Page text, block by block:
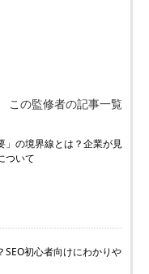
この監修者の記事一覧
」の境界線とは？企業が見
ついて
SEO初心者向けにわかりや